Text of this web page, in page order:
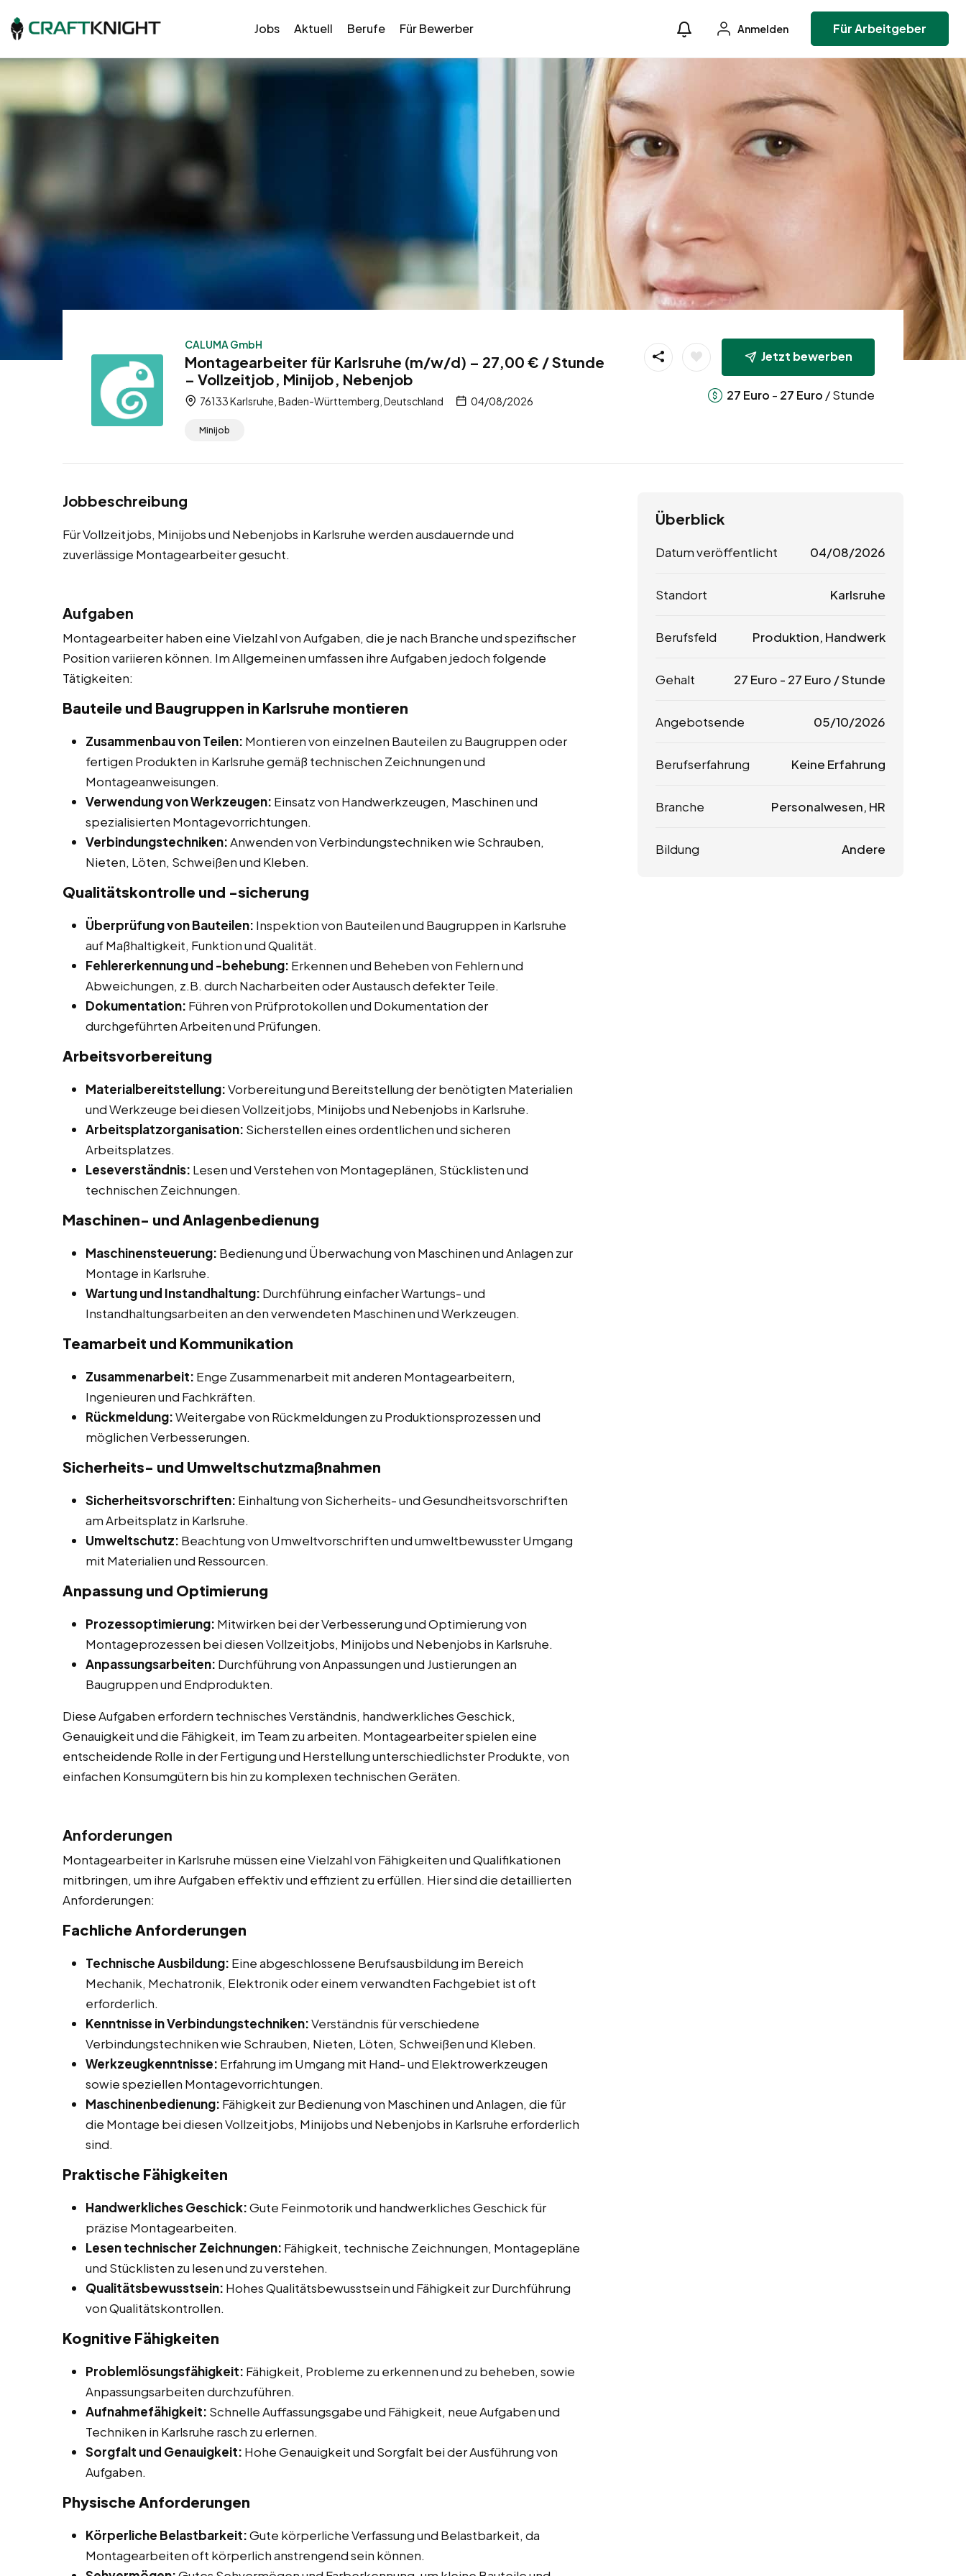
Jobs Aktuell Berufe Für Bewerber Anmelden Für Arbeitgeber
CALUMA GmbH
Montagearbeiter für Karlsruhe (m/w/d) – 27,00 € / Stunde
– Vollzeitjob, Minijob, Nebenjob
76133 Karlsruhe, Baden-Württemberg, Deutschland 04/08/2026
Minijob
Jetzt bewerben
27 Euro - 27 Euro / Stunde
Jobbeschreibung
Für Vollzeitjobs, Minijobs und Nebenjobs in Karlsruhe werden ausdauernde und
zuverlässige Montagearbeiter gesucht.
Aufgaben
Montagearbeiter haben eine Vielzahl von Aufgaben, die je nach Branche und spezifischer
Position variieren können. Im Allgemeinen umfassen ihre Aufgaben jedoch folgende
Tätigkeiten:
Bauteile und Baugruppen in Karlsruhe montieren
Zusammenbau von Teilen: Montieren von einzelnen Bauteilen zu Baugruppen oder
fertigen Produkten in Karlsruhe gemäß technischen Zeichnungen und
Montageanweisungen.
Verwendung von Werkzeugen: Einsatz von Handwerkzeugen, Maschinen und
spezialisierten Montagevorrichtungen.
Verbindungstechniken:Anwenden von Verbindungstechniken wie Schrauben,
Nieten, Löten, Schweißen und Kleben.
Qualitätskontrolle und -sicherung
Überprüfung von Bauteilen: Inspektion von Bauteilen und Baugruppen in Karlsruhe
auf Maßhaltigkeit, Funktion und Qualität.
Fehlererkennung und -behebung: Erkennen und Beheben von Fehlern und
Abweichungen, z.B. durch Nacharbeiten oder Austausch defekter Teile.
Dokumentation: Führen von Prüfprotokollen und Dokumentation der
durchgeführten Arbeiten und Prüfungen.
Arbeitsvorbereitung
Materialbereitstellung:Vorbereitung und Bereitstellung der benötigten Materialien
und Werkzeuge bei diesen Vollzeitjobs, Minijobs und Nebenjobs in Karlsruhe.
Arbeitsplatzorganisation: Sicherstellen eines ordentlichen und sicheren
Arbeitsplatzes.
Leseverständnis: Lesen und Verstehen von Montageplänen, Stücklisten und
technischen Zeichnungen.
Maschinen- und Anlagenbedienung
Maschinensteuerung: Bedienung und Überwachung von Maschinen und Anlagen zur
Montage in Karlsruhe.
Wartung und Instandhaltung: Durchführung einfacher Wartungs- und
Instandhaltungsarbeiten an den verwendeten Maschinen und Werkzeugen.
Teamarbeit und Kommunikation
Zusammenarbeit: Enge Zusammenarbeit mit anderen Montagearbeitern,
Ingenieuren und Fachkräften.
Rückmeldung:Weitergabe von Rückmeldungen zu Produktionsprozessen und
möglichen Verbesserungen.
Sicherheits- und Umweltschutzmaßnahmen
Sicherheitsvorschriften: Einhaltung von Sicherheits- und Gesundheitsvorschriften
am Arbeitsplatz in Karlsruhe.
Umweltschutz: Beachtung von Umweltvorschriften und umweltbewusster Umgang
mit Materialien und Ressourcen.
Anpassung und Optimierung
Prozessoptimierung: Mitwirken bei der Verbesserung und Optimierung von
Montageprozessen bei diesen Vollzeitjobs, Minijobs und Nebenjobs in Karlsruhe.
Anpassungsarbeiten: Durchführung von Anpassungen und Justierungen an
Baugruppen und Endprodukten.
Diese Aufgaben erfordern technisches Verständnis, handwerkliches Geschick,
Genauigkeit und die Fähigkeit, im Team zu arbeiten. Montagearbeiter spielen eine
entscheidende Rolle in der Fertigung und Herstellung unterschiedlichster Produkte, von
einfachen Konsumgütern bis hin zu komplexen technischen Geräten.
Anforderungen
Montagearbeiter in Karlsruhe müssen eine Vielzahl von Fähigkeiten und Qualifikationen
mitbringen, um ihre Aufgaben effektiv und effizient zu erfüllen. Hier sind die detaillierten
Anforderungen:
Fachliche Anforderungen
Technische Ausbildung: Eine abgeschlossene Berufsausbildung im Bereich
Mechanik, Mechatronik, Elektronik oder einem verwandten Fachgebiet ist oft
erforderlich.
Kenntnisse in Verbindungstechniken:Verständnis für verschiedene
Verbindungstechniken wie Schrauben, Nieten, Löten, Schweißen und Kleben.
Werkzeugkenntnisse: Erfahrung im Umgang mit Hand- und Elektrowerkzeugen
sowie speziellen Montagevorrichtungen.
Maschinenbedienung: Fähigkeit zur Bedienung von Maschinen und Anlagen, die für
die Montage bei diesen Vollzeitjobs, Minijobs und Nebenjobs in Karlsruhe erforderlich
sind.
Praktische Fähigkeiten
Handwerkliches Geschick:Gute Feinmotorik und handwerkliches Geschick für
präzise Montagearbeiten.
Lesen technischer Zeichnungen: Fähigkeit, technische Zeichnungen, Montagepläne
und Stücklisten zu lesen und zu verstehen.
Qualitätsbewusstsein: Hohes Qualitätsbewusstsein und Fähigkeit zur Durchführung
von Qualitätskontrollen.
Kognitive Fähigkeiten
Problemlösungsfähigkeit: Fähigkeit, Probleme zu erkennen und zu beheben, sowie
Anpassungsarbeiten durchzuführen.
Aufnahmefähigkeit: Schnelle Auffassungsgabe und Fähigkeit, neue Aufgaben und
Techniken in Karlsruhe rasch zu erlernen.
Sorgfalt und Genauigkeit: Hohe Genauigkeit und Sorgfalt bei der Ausführung von
Aufgaben.
Physische Anforderungen
Körperliche Belastbarkeit:Gute körperliche Verfassung und Belastbarkeit, da
Montagearbeiten oft körperlich anstrengend sein können.
Überblick
Datum veröffentlicht 04/08/2026
Standort Karlsruhe
Berufsfeld Produktion, Handwerk
Gehalt 27 Euro - 27 Euro / Stunde
Angebotsende 05/10/2026
Berufserfahrung Keine Erfahrung
Branche Personalwesen, HR
Bildung Andere